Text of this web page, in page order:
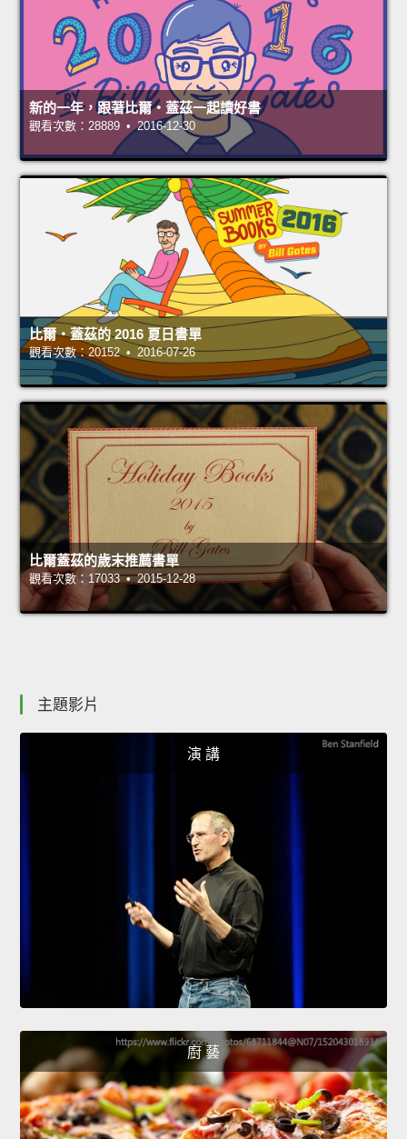
新的一年，跟著比爾‧蓋茲一起讀好書
觀看次數：28889 • 2016-12-30
比爾‧蓋茲的 2016 夏日書單
觀看次數：20152 • 2016-07-26
比爾蓋茲的歲末推薦書單
觀看次數：17033 • 2015-12-28
主題影片
演 講
廚 藝